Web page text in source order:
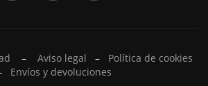
– Aviso legal – Política de cookies
Envíos y devoluciones